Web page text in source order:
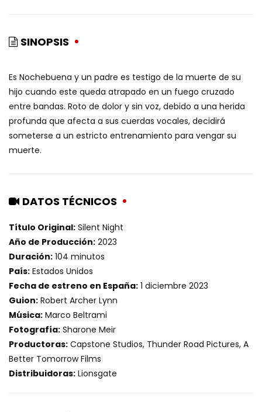
SINOPSIS
Es Nochebuena y un padre es testigo de la muerte de su
hijo cuando este queda atrapado en un fuego cruzado
entre bandas. Roto de dolor y sin voz, debido a una herida
profunda que afecta a sus cuerdas vocales, decidirá
someterse a un estricto entrenamiento para vengar su
muerte.
DATOS TÉCNICOS
Título Original: Silent Night
Año de Producción: 2023
Duración: 104 minutos
País: Estados Unidos
Fecha de estreno en España: 1 diciembre 2023
Guion: Robert Archer Lynn
Música: Marco Beltrami
Fotografía: Sharone Meir
Productoras: Capstone Studios, Thunder Road Pictures, A
Better Tomorrow Films
Distribuidoras: Lionsgate